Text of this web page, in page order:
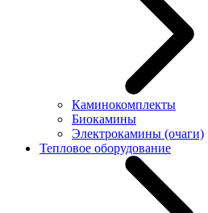
Каминокомплекты
Биокамины
Электрокамины (очаги)
Тепловое оборудование